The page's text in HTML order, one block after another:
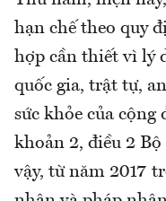
hạn chế theo quy
hợp cần thiết vì lý
quốc gia, trật tự,
sức khỏe của cộng
khoản 2, điều 2
vậy, từ năm 2017